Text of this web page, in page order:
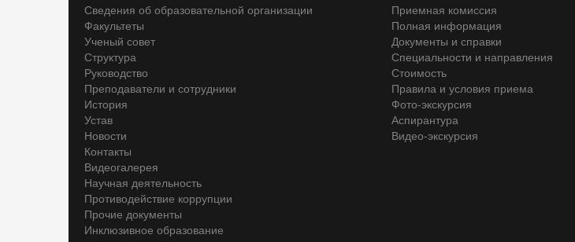
Сведения об образовательной организации
Факультеты
Ученый совет
Структура
Руководство
Преподаватели и сотрудники
История
Устав
Новости
Контакты
Видеогалерея
Научная деятельность
Противодействие коррупции
Прочие документы
Инклюзивное образование
Приемная комиссия
Полная информация
Документы и справки
Специальности и направления
Стоимость
Правила и условия приема
Фото-экскурсия
Аспирантура
Видео-экскурсия